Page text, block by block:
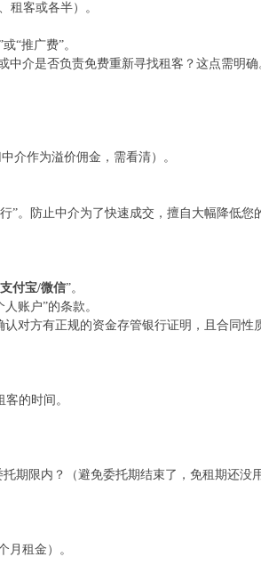
租客或各半）。
“推广费”。
中介是否负责免费重新寻找租客？这点需明确
介作为溢价佣金，需看清）。
”。防止中介为了快速成交，擅自大幅降低您
付宝/微信”。
账户”的条款。
对方有正规的资金存管银行证明，且合同性
的时间。
期限内？（避免委托期结束了，免租期还没
月租金）。